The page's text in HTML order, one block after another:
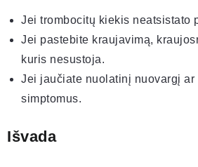
Jei trombocitų kiekis neatsistato
Jei pastebite kraujavimą,
kuris nesustoja.
Jei jaučiate nuolatinį nuovargį ar
simptomus.
Išvada